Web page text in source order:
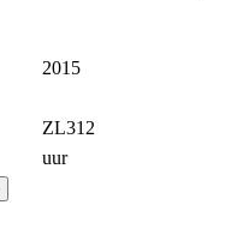
2015
ZL312
uur